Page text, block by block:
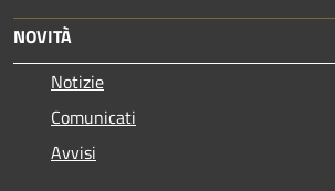
NOVITÀ
Notizie
Comunicati
Avvisi